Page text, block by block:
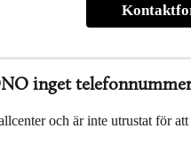
inget
och är inte utrustat för att